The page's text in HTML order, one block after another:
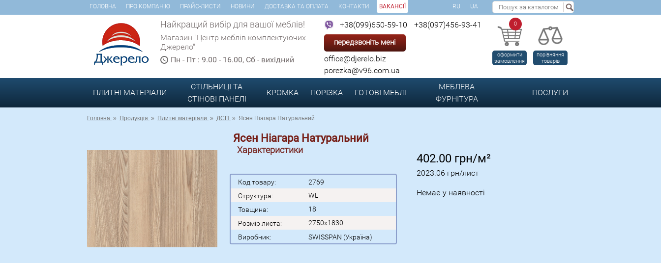
ГОЛОВНА ПРО КОМПАНІЮ ПРАЙС-ЛИСТИ НОВИНИ ДОСТАВКА ТА ОПЛАТА КОНТАКТИ ВАКАНСІЇ RU UA
Найкращий вибір для вашої меблів!
Магазин "Центр меблів комплектуючих
Джерело"
Пн - Пт : 9.00 - 16.00, Сб - вихідний
+38(099)650-59-10 +38(097)456-93-41
передзвоніть мені
office@djerelo.biz
porezka@v96.com.ua
0
оформити
замовлення
порівняння
товарів
ПЛИТНІ МАТЕРІАЛИ
СТІЛЬНИЦІ ТА
СТІНОВІ ПАНЕЛІ
КРОМКА ПОРІЗКА ГОТОВІ МЕБЛІ
МЕБЛЕВА
ФУРНІТУРА
ПОСЛУГИ
Головна » Продукція » Плитні матеріали » ДСП » Ясен Ніагара Натуральний
Ясен Ніагара Натуральний
Характеристики
Код товару:
2769
Структура:
WL
Товщина:
18
Розмір листа:
2750x1830
Виробник:
SWISSPAN (Україна)
402.00 грн/м²
2023.06 грн/лист
Немає у наявності